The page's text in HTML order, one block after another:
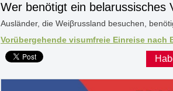
Wer benötigt ein belarussisches
Ausländer, die Weiβrussland besuchen,
Vorübergehende visumfreie Einreise nach